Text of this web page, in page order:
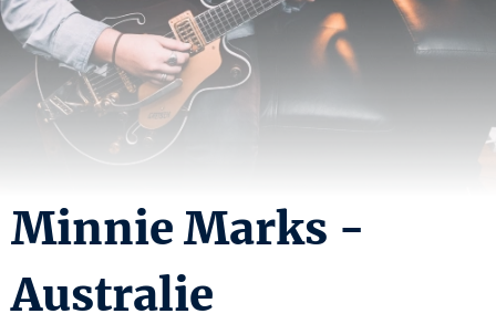
Minnie Marks -
Australie